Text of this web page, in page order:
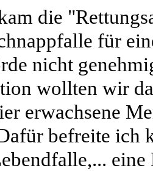
die
für
nicht
wollten wir
erwachsene
befreite ich